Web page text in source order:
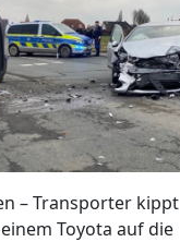
– Transporter kippt
Toyota auf die